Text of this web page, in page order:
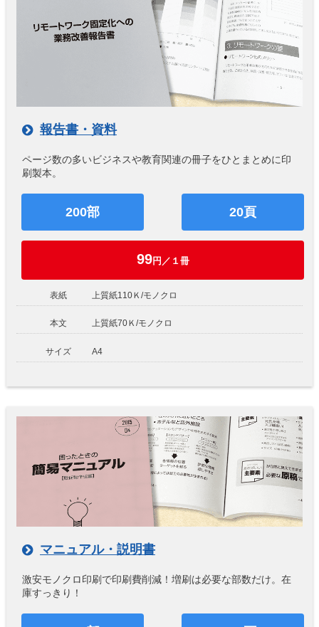
報告書・資料
ページ数の多いビジネスや教育関連の冊子をひとまとめに印
刷製本。
200部 20頁
99円／１冊
表紙 上質紙110Ｋ/モノクロ
本文 上質紙70Ｋ/モノクロ
サイズ A4
マニュアル・説明書
激安モノクロ印刷で印刷費削減！増刷は必要な部数だけ。在
庫すっきり！